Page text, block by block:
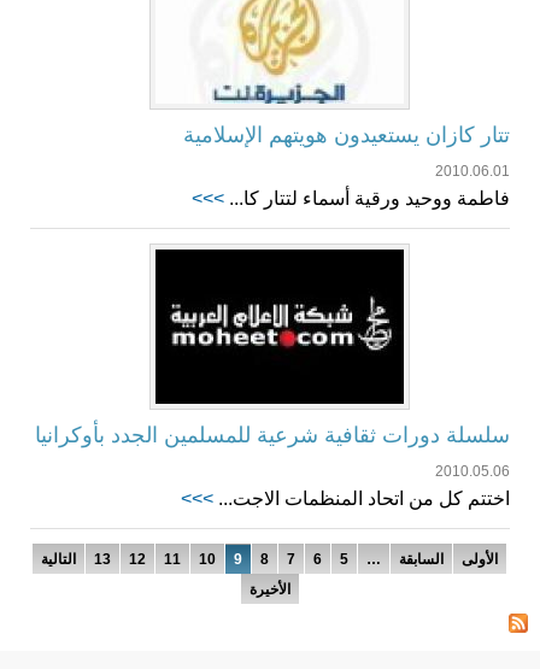
تتار كازان يستعيدون هويتهم الإسلامية
2010.06.01
فاطمة ووحيد ورقية أسماء لتتار كا... >>>
سلسلة دورات ثقافية شرعية للمسلمين الجدد بأوكرانيا
2010.05.06
اختتم كل من اتحاد المنظمات الاجت... >>>
الصفحات
الأولى السابقة …
5
6
7
8
9
10
11
12
13
التالية
الأخيرة